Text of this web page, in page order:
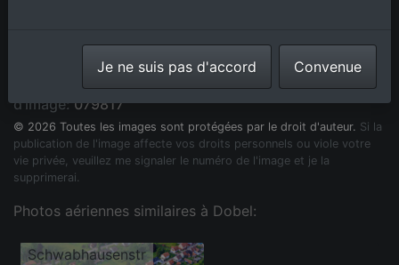
Schwabhausenstr à Dobel dans le département Bade-
Wurtemberg, Allemagneprise le31/05/2015numéro
d'image:079817
© 2026 Toutes les images sont protégées par le droit d'auteur. Si la
publication de l'image affecte vos droits personnels ou viole votre
vie privée, veuillez me signaler le numéro de l'image et je la
supprimerai.
Photos aériennes similaires à Dobel:
Schwabhausenstr
Je ne suis pas d'accord Convenue